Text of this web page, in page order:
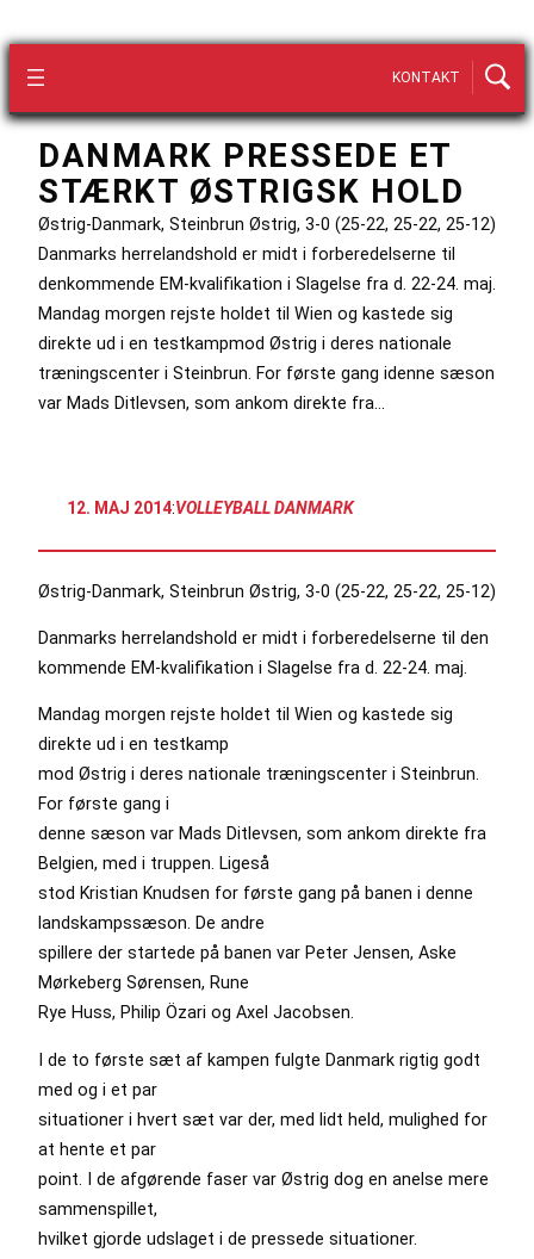
KONTAKT
DANMARK PRESSEDE ET
STÆRKT ØSTRIGSK HOLD
Østrig-Danmark, Steinbrun Østrig, 3-0 (25-22, 25-22, 25-12)
Danmarks herrelandshold er midt i forberedelserne til
denkommende EM-kvalifikation i Slagelse fra d. 22-24. maj.
Mandag morgen rejste holdet til Wien og kastede sig
direkte ud i en testkampmod Østrig i deres nationale
træningscenter i Steinbrun. For første gang idenne sæson
var Mads Ditlevsen, som ankom direkte fra…
12. MAJ 2014:VOLLEYBALL DANMARK
Østrig-Danmark, Steinbrun Østrig, 3-0 (25-22, 25-22, 25-12)
Danmarks herrelandshold er midt i forberedelserne til den
kommende EM-kvalifikation i Slagelse fra d. 22-24. maj.
Mandag morgen rejste holdet til Wien og kastede sig
direkte ud i en testkamp
mod Østrig i deres nationale træningscenter i Steinbrun.
For første gang i
denne sæson var Mads Ditlevsen, som ankom direkte fra
Belgien, med i truppen. Ligeså
stod Kristian Knudsen for første gang på banen i denne
landskampssæson. De andre
spillere der startede på banen var Peter Jensen, Aske
Mørkeberg Sørensen, Rune
Rye Huss, Philip Özari og Axel Jacobsen.
I de to første sæt af kampen fulgte Danmark rigtig godt
med og i et par
situationer i hvert sæt var der, med lidt held, mulighed for
at hente et par
point. I de afgørende faser var Østrig dog en anelse mere
sammenspillet,
hvilket gjorde udslaget i de pressede situationer.